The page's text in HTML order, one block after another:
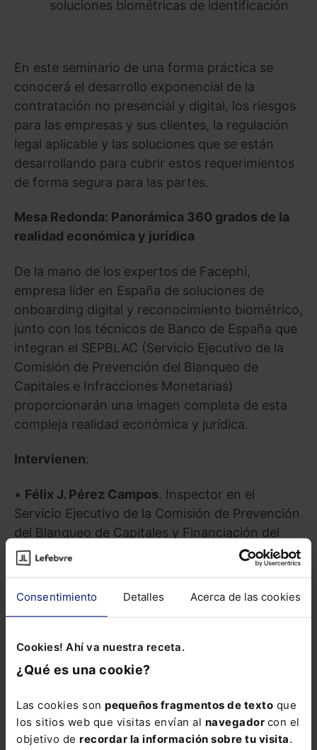
Consentimiento Detalles Acerca de las cookies
Cookies! Ahí va nuestra receta.
¿Qué es una cookie?
Las cookies son pequeños fragmentos de texto que
los sitios web que visitas envían al navegador con el
objetivo de recordar la información sobre tu visita.
soluciones biométricas de identificación
En este seminario de una forma práctica se
conocerá el desarrollo exponencial de la
contratación no presencial y digital, los riesgos
para las empresas y sus clientes, la regulación
legal aplicable y las soluciones que se están
desarrollando para cubrir estos requerimientos
de forma segura para las partes.
Mesa Redonda: Panorámica 360 grados de la
realidad económica y jurídica
De la mano de los expertos de Facephi,
empresa líder en España de soluciones de
onboarding digital y reconocimiento biométrico,
junto con los técnicos de Banco de España que
integran el SEPBLAC (Servicio Ejecutivo de la
Comisión de Prevención del Blanqueo de
Capitales e Infracciones Monetarias)
proporcionarán una imagen completa de esta
compleja realidad económica y jurídica.
Intervienen:
• Félix J. Pérez Campos. Inspector en el
Servicio Ejecutivo de la Comisión de Prevención
del Blanqueo de Capitales y Financiación del
Terrorismo.
•Ramón Villot Sánchez
. Director Legal &
Compliance de Facephi.
advisor en EBÍSUM All in one Compliance.
Workshop: soluciones de éxito Facephi
A continuación, en un taller se realizarán
simulaciones de contratación para conocer en